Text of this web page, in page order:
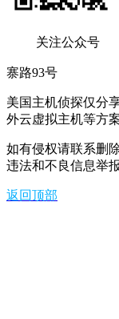
关注公众号
寨路93号
美国主机侦探仅分
外云虚拟主机等方
如有侵权请联系删
违法和不良信息举
返回顶部